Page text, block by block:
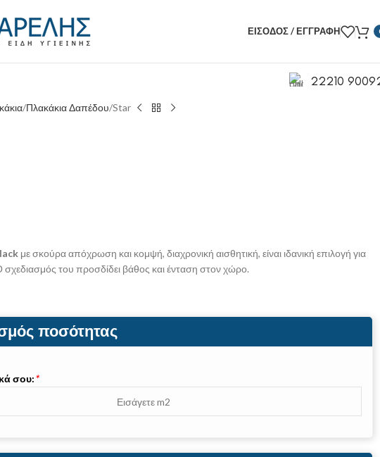
ΕΊΣΟΔΟΣ / ΕΓΓΡΑΦΉ
22210
Πλακάκια Δαπέδου Star
με σκούρα απόχρωση και κομψή, διαχρονική αισθητική, είναι ιδανική επιλογή για
σχεδιασμός του προσδίδει βάθος και ένταση στον χώρο.
ποσότητας
σου:*